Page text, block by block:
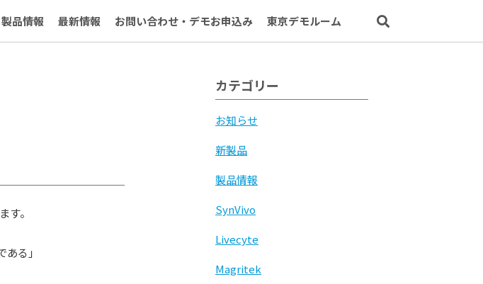
製品情報 最新情報 お問い合わせ・デモお申込み 東京デモルーム
す。
る」
カテゴリー
お知らせ
新製品
製品情報
SynVivo
Livecyte
Magritek